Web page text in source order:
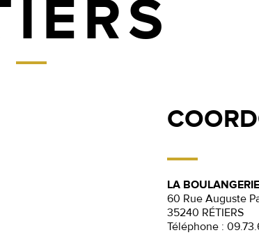
LA
60 Rue Auguste
35240 RÉTIERS
Téléphone :